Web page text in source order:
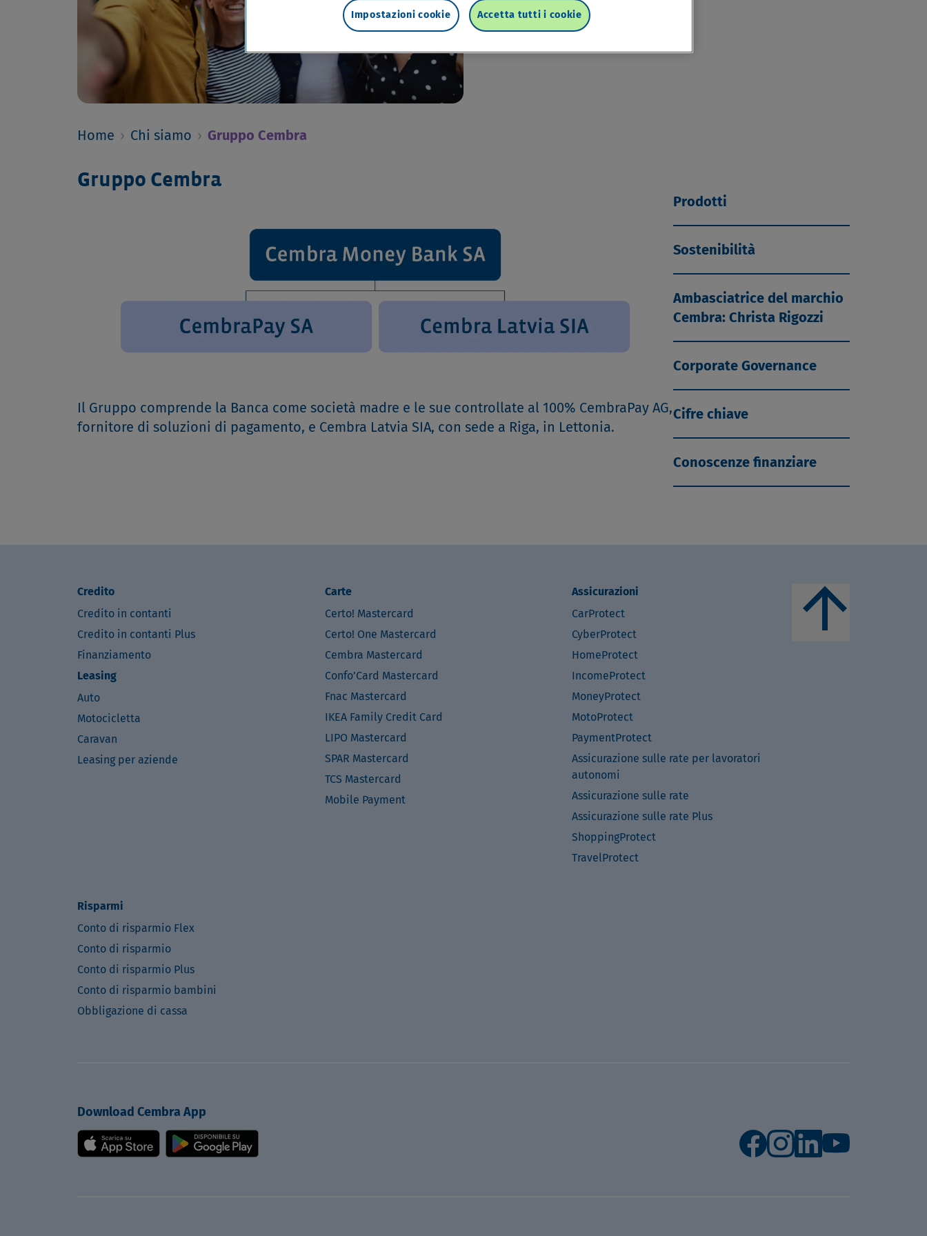
Home › Chi siamo › Gruppo Cembra
Gruppo Cembra
Il Gruppo comprende la Banca come società madre e le sue controllate al 100% CembraPay AG,
fornitore di soluzioni di pagamento, e Cembra Latvia SIA, con sede a Riga, in Lettonia.
Prodotti
Sostenibilità
Ambasciatrice del marchio
Cembra: Christa Rigozzi
Corporate Governance
Cifre chiave
Conoscenze finanziare
Credito
Credito in contanti
Credito in contanti Plus
Finanziamento
Leasing
Auto
Motocicletta
Caravan
Leasing per aziende
Carte
Certo! Mastercard
Certo! One Mastercard
Cembra Mastercard
Confo’Card Mastercard
Fnac Mastercard
IKEA Family Credit Card
LIPO Mastercard
SPAR Mastercard
TCS Mastercard
Mobile Payment
Assicurazioni
CarProtect
CyberProtect
HomeProtect
IncomeProtect
MoneyProtect
MotoProtect
PaymentProtect
Assicurazione sulle rate per lavoratori
autonomi
Assicurazione sulle rate
Assicurazione sulle rate Plus
ShoppingProtect
TravelProtect
Risparmi
Conto di risparmio Flex
Conto di risparmio
Conto di risparmio Plus
Conto di risparmio bambini
Obbligazione di cassa
arrow_upward
Download Cembra App
Accetta tutti i cookie
Impostazioni cookie